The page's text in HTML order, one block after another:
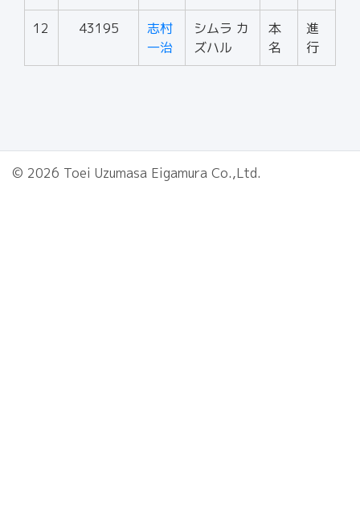
12 43195
志村
一治
シムラ カ
ズハル
本
名
進
行
© 2026 Toei Uzumasa Eigamura Co.,Ltd.